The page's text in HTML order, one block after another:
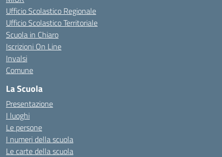
Ufficio Scolastico Regionale
Ufficio Scolastico Territoriale
Scuola in Chiaro
Iscrizioni On Line
Invalsi
Comune
La Scuola
Presentazione
I luoghi
Le persone
I numeri della scuola
Le carte della scuola